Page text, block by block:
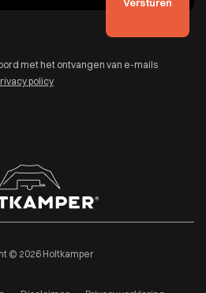
met het ontvangen van e-mails
policy
© 2026 Holtkamper